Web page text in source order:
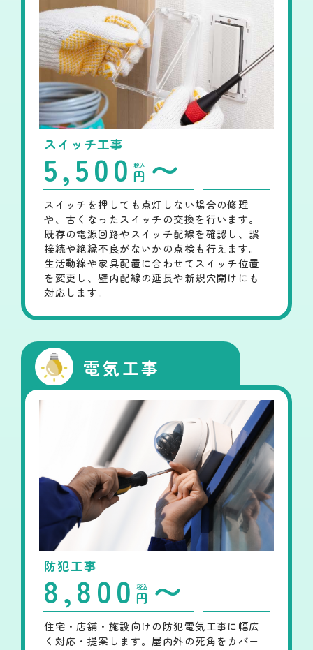
スイッチ工事
5,500 円 〜
税込
スイッチを押しても点灯しない場合の修理
や、古くなったスイッチの交換を行います。
既存の電源回路やスイッチ配線を確認し、誤
接続や絶縁不良がないかの点検も行えます。
生活動線や家具配置に合わせてスイッチ位置
を変更し、壁内配線の延長や新規穴開けにも
対応します。
電気工事
防犯工事
8,800 円 〜
税込
住宅・店舗・施設向けの防犯電気工事に幅広
く対応・提案します。屋内外の死角をカバー